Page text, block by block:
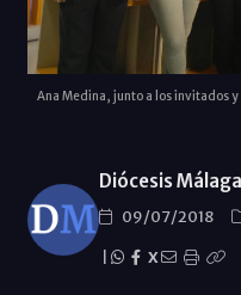
Ana Medina, junto a los invitados
Diócesis Málaga
09/07/2018
X